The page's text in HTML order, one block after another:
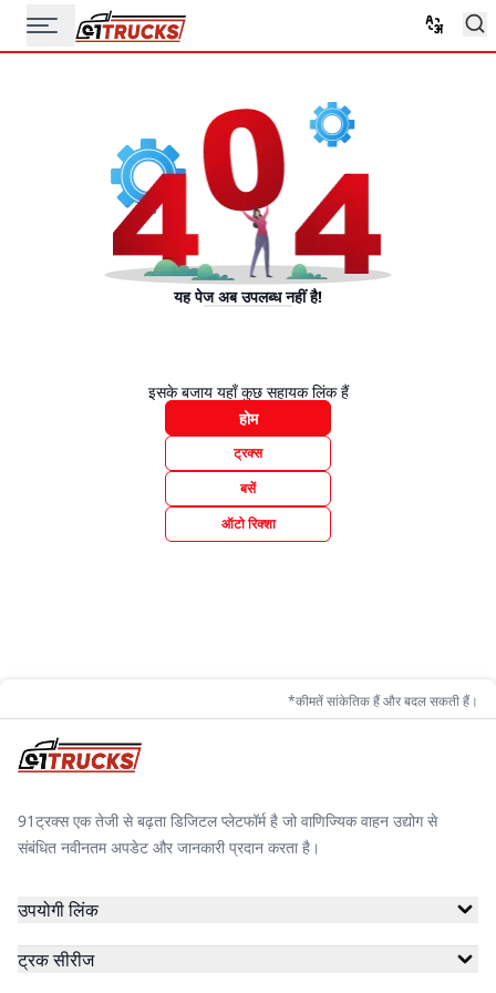
यह पेज अब उपलब्ध नहीं है!
इसके बजाय यहाँ कुछ सहायक लिंक हैं
होम
ट्रक्स
बसें
ऑटो रिक्शा
*कीमतें सांकेतिक हैं और बदल सकती हैं।
91ट्रक्स एक तेजी से बढ़ता डिजिटल प्लेटफॉर्म है जो वाणिज्यिक वाहन उद्योग से
संबंधित नवीनतम अपडेट और जानकारी प्रदान करता है।
उपयोगी लिंक
ट्रक सीरीज